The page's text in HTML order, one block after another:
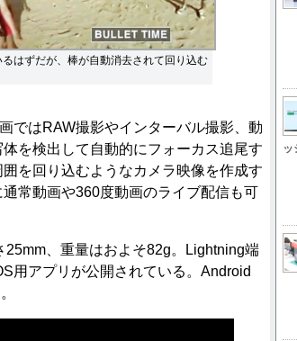
はずだが、棒が自動消去されて回り込む
ではRAW撮影やインターバル撮影、動
を検出して自動的にフォーカス追尾す
を回り込むようなカメラ映像を作成す
常動画や360度動画のライブ配信も可
、重量はおよそ82g。Lightning端
用アプリが公開されている。Android
ッ